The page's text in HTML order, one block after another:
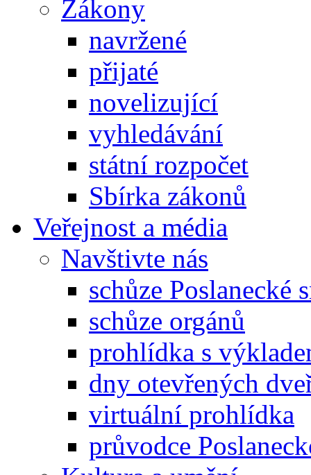
Zákony
navržené
přijaté
novelizující
vyhledávání
státní rozpočet
Sbírka zákonů
Veřejnost a média
Navštivte nás
schůze Poslanecké
schůze orgánů
prohlídka s
dny otevřených
virtuální prohlídka
průvodce